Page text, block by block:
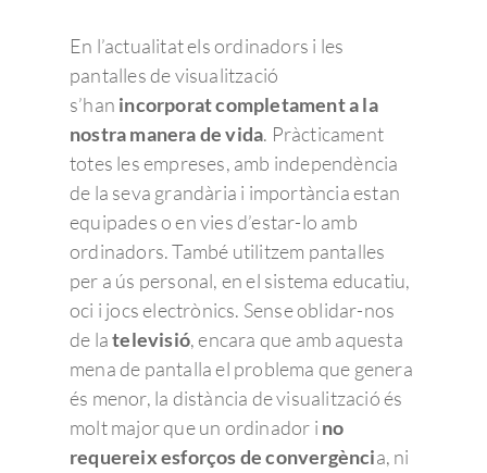
En l’actualitat els ordinadors i les
pantalles de visualització
s’han incorporat completament a la
nostra manera de vida. Pràcticament
totes les empreses, amb independència
de la seva grandària i importància estan
equipades o en vies d’estar-lo amb
ordinadors. També utilitzem pantalles
per a ús personal, en el sistema educatiu,
oci i jocs electrònics. Sense oblidar-nos
de latelevisió, encara que amb aquesta
mena de pantalla el problema que genera
és menor, la distància de visualització és
molt major que un ordinador i no
requereix esforços de convergència, ni